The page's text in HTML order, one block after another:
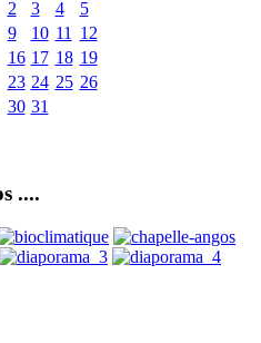
2 3 4
5
9 10 11
12
16 17 18 19
23 24 25 26
30 31
....